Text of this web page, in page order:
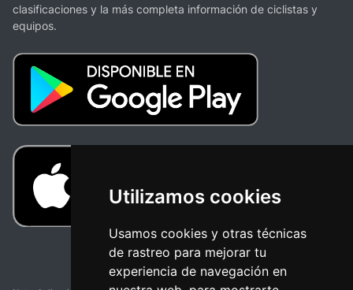
Utilizamos cookies
Usamos cookies y otras técnicas
de rastreo para mejorar tu
experiencia de navegación en
clasificaciones y la más completa información de ciclistas y
equipos.